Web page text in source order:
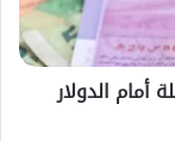
الدولار